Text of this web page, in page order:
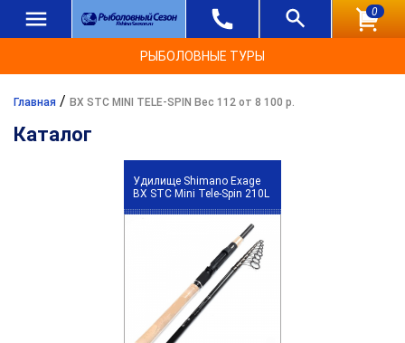
0
РЫБОЛОВНЫЕ ТУРЫ
Главная / BX STC MINI TELE-SPIN Вес 112 от 8 100 р.
Каталог
Удилище Shimano Exage
BX STC Mini Tele-Spin 210L